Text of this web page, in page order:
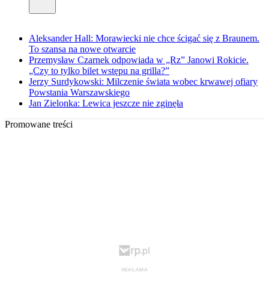
Aleksander Hall: Morawiecki nie chce ścigać się z Braunem.
To szansa na nowe otwarcie
Przemysław Czarnek odpowiada w „Rz” Janowi Rokicie.
„Czy to tylko bilet wstępu na grilla?”
Jerzy Surdykowski: Milczenie świata wobec krwawej ofiary
Powstania Warszawskiego
Jan Zielonka: Lewica jeszcze nie zginęła
Promowane treści